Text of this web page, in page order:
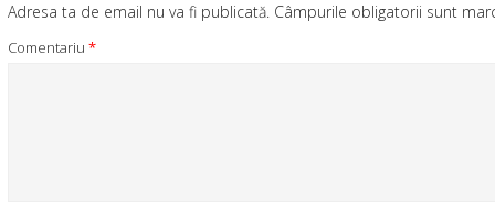
Adresa ta de email nu va fi publicată. Câmpurile obligatorii sunt
Comentariu *